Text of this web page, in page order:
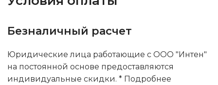
Безналичный расчет
Юридические лица работающие с ООО "Интен"
на постоянной основе предоставляются
индивидуальные скидки. * Подробнее